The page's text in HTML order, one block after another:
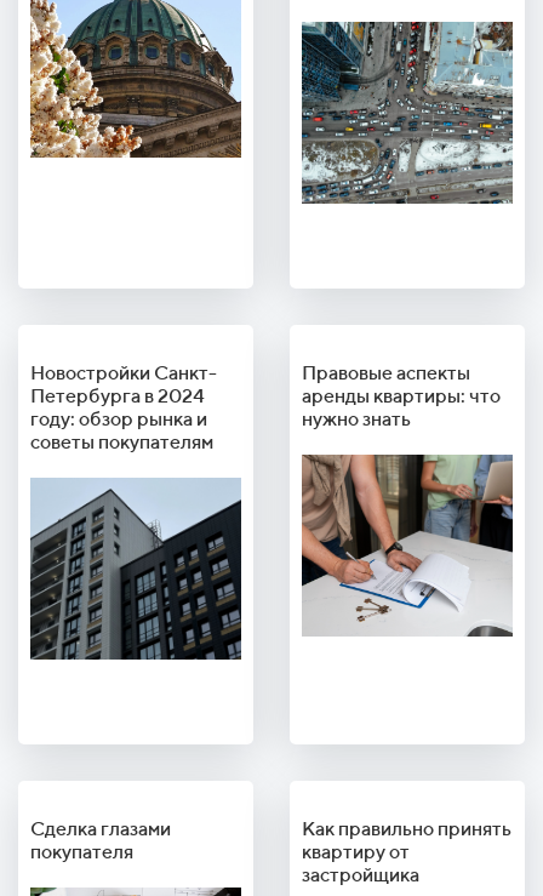
Новостройки Санкт-
Петербурга в 2024
году: обзор рынка и
советы покупателям
Правовые аспекты
аренды квартиры: что
нужно знать
Сделка глазами
покупателя
Как правильно принять
квартиру от
застройщика